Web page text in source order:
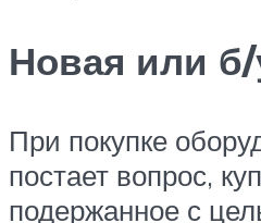
Новая или б/
При покупке
постает вопрос,
подержанное с